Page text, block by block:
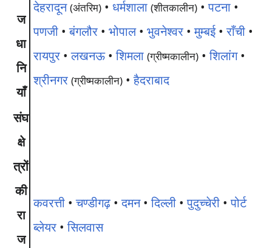
ज
धा
नि
याँ
देहरादून (अंतरिम) • धर्मशाला (शीतकालीन) •पटना •
पणजी •बंगलौर • भोपाल• भुवनेश्वर •मुम्बई•राँची •
रायपुर •लखनऊ•शिमला (ग्रीष्मकालीन) •शिलांग•
श्रीनगर (ग्रीष्मकालीन) •हैदराबाद
संघ
क्षे
त्रों
की
रा
ज
कवरत्ती •चण्डीगढ़ •दमन•दिल्ली •पुदुच्चेरी •पोर्ट
ब्लेयर •सिलवास